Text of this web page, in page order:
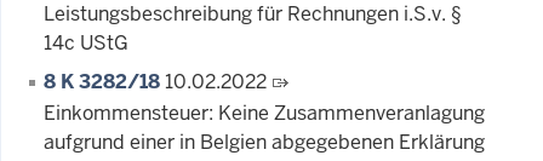
Leistungsbeschreibung für Rechnungen i.S.v. §
14c UStG
8 K 3282/1810.02.2022
Einkommensteuer: Keine Zusammenveranlagung
aufgrund einer in Belgien abgegebenen Erklärung